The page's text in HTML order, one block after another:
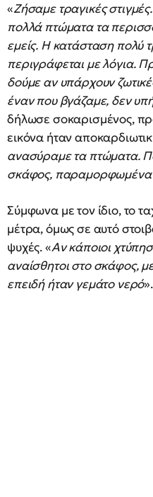
«Ζήσαμε τραγικές
πολλά πτώματα τα
εμείς. Η κατάσταση πολύ
περιγράφεται με λόγια.
δούμε αν υπάρχουν
έναν που βγάζαμε, δεν
δήλωσε σοκαρισμένος,
εικόνα ήταν
ανασύραμε τα πτώματα.
σκάφος,
Σύμφωνα με τον ίδιο, το
μέτρα, όμως σε αυτό
ψυχές. «Αν κάποιοι
αναίσθητοι στο σκάφος,
επειδή ήταν γεμάτο νερό».